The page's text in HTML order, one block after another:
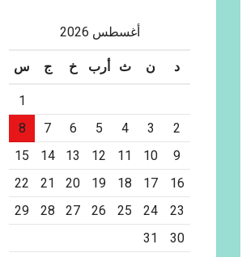
أغسطس 2026
د ن ث أرب خ ج س
1
2
3
4
5
6
7
8
9
10
11
12
13
14
15
16
17
18
19
20
21
22
23
24
25
26
27
28
29
30
31